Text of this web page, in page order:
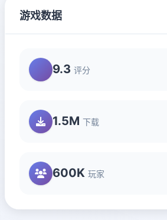
游戏数据
9.3 评分
1.5M 下载
600K 玩家